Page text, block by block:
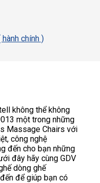
chính )
không thể không
một trong những
Massage Chairs với
công nghệ
đến cho bạn những
đây hãy cùng GDV
dòng ghế
để giúp bạn có